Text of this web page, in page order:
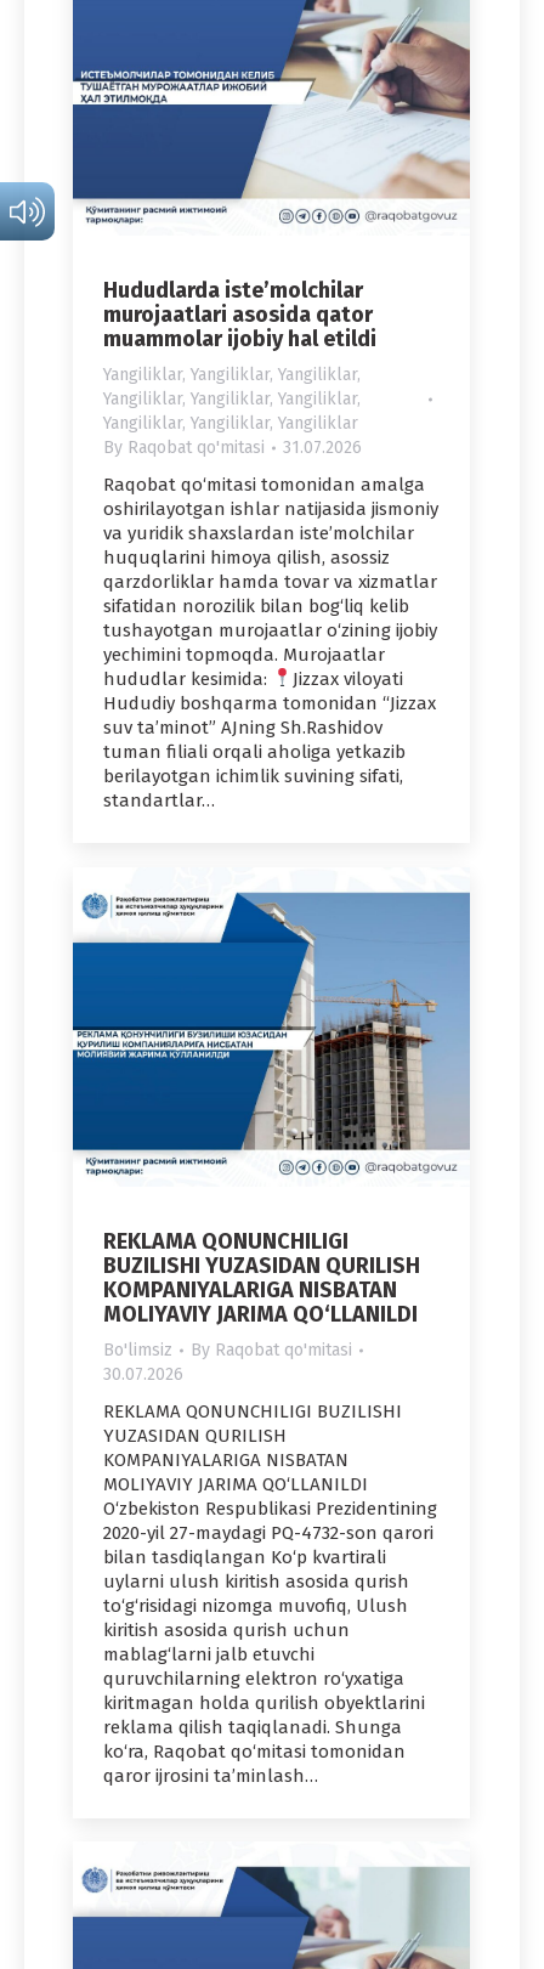
Hududlarda iste’molchilar
murojaatlari asosida qator
muammolar ijobiy hal etildi
Yangiliklar, Yangiliklar, Yangiliklar,
Yangiliklar, Yangiliklar, Yangiliklar,
Yangiliklar, Yangiliklar, Yangiliklar
By Raqobat qo'mitasi 31.07.2026
Raqobat qo‘mitasi tomonidan amalga
oshirilayotgan ishlar natijasida jismoniy
va yuridik shaxslardan iste’molchilar
huquqlarini himoya qilish, asossiz
qarzdorliklar hamda tovar va xizmatlar
sifatidan norozilik bilan bog‘liq kelib
tushayotgan murojaatlar o‘zining ijobiy
yechimini topmoqda. Murojaatlar
hududlar kesimida:
Jizzax viloyati
Hududiy boshqarma tomonidan “Jizzax
suv ta’minot” AJning Sh.Rashidov
tuman filiali orqali aholiga yetkazib
berilayotgan ichimlik suvining sifati,
standartlar…
REKLAMA QONUNCHILIGI
BUZILISHI YUZASIDAN QURILISH
KOMPANIYALARIGA NISBATAN
MOLIYAVIY JARIMA QO‘LLANILDI
Bo'limsiz By Raqobat qo'mitasi
30.07.2026
REKLAMA QONUNCHILIGI BUZILISHI
YUZASIDAN QURILISH
KOMPANIYALARIGA NISBATAN
MOLIYAVIY JARIMA QO‘LLANILDI
O‘zbekiston Respublikasi Prezidentining
2020-yil 27-maydagi PQ-4732-son qarori
bilan tasdiqlangan Ko‘p kvartirali
uylarni ulush kiritish asosida qurish
to‘g‘risidagi nizomga muvofiq, Ulush
kiritish asosida qurish uchun
mablag‘larni jalb etuvchi
quruvchilarning elektron ro‘yxatiga
kiritmagan holda qurilish obyektlarini
reklama qilish taqiqlanadi. Shunga
ko‘ra, Raqobat qo‘mitasi tomonidan
qaror ijrosini ta’minlash…